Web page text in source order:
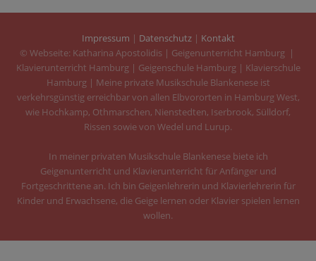
Impressum | Datenschutz| Kontakt
© Webseite: Katharina Apostolidis | Geigenunterricht Hamburg |
Klavierunterricht Hamburg | Geigenschule Hamburg | Klavierschule
Hamburg | Meine private Musikschule Blankenese ist
verkehrsgünstig erreichbar von allen Elbvororten in Hamburg West,
wie Hochkamp, Othmarschen, Nienstedten, Iserbrook, Sülldorf,
Rissen sowie von Wedel und Lurup.
In meiner privaten Musikschule Blankenese biete ich
Geigenunterricht und Klavierunterricht für Anfänger und
Fortgeschrittene an. Ich bin Geigenlehrerin und Klavierlehrerin für
Kinder und Erwachsene, die Geige lernen oder Klavier spielen lernen
wollen.